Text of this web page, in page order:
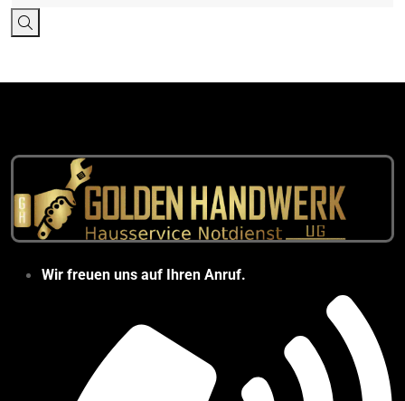
Wir freuen uns auf Ihren Anruf.